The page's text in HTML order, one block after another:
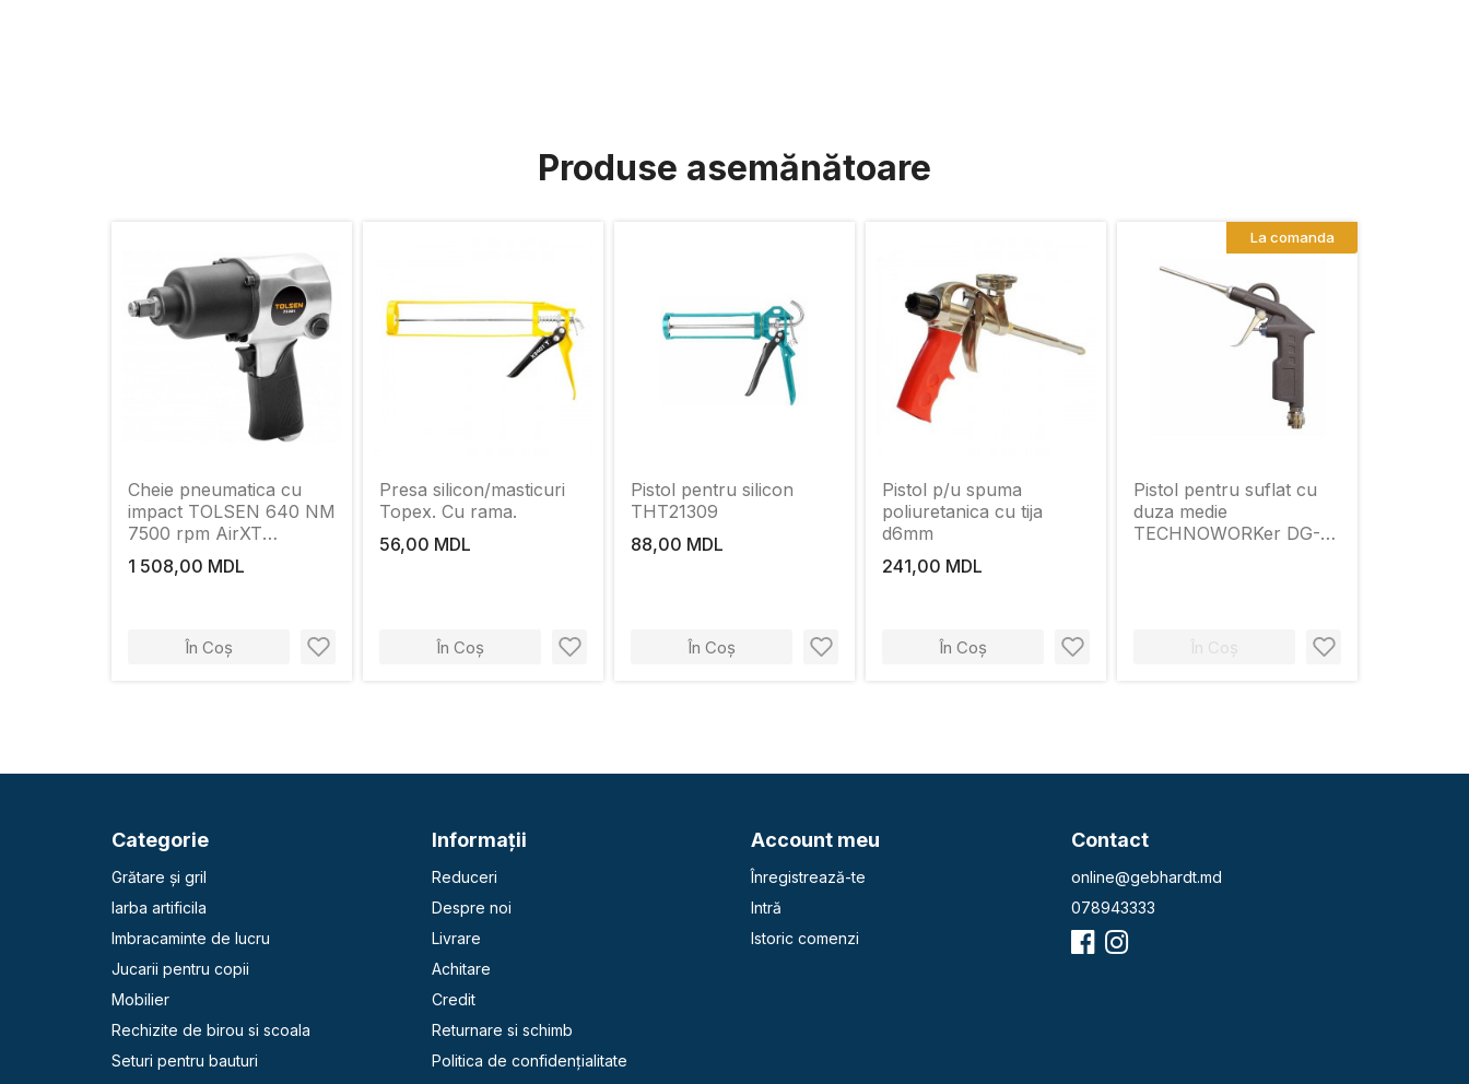
Produse asemănătoare
Cheie pneumatica cu
impact TOLSEN 640 NM
7500 rpm AirXT
(Industrial)
1 508,00 MDL
În Coș
Presa silicon/masticuri
Topex. Cu rama.
56,00 MDL
În Coș
Pistol pentru silicon
THT21309
88,00 MDL
În Coș
Pistol p/u spuma
poliuretanica cu tija
d6mm
241,00 MDL
În Coș
Pistol pentru suflat cu
duza medie
TECHNOWORKer DG-
În Coș
La comanda
Categorie
Grătare și gril
Iarba artificila
Imbracaminte de lucru
Jucarii pentru copii
Mobilier
Rechizite de birou si scoala
Seturi pentru bauturi
Informaţii
Reduceri
Despre noi
Livrare
Achitare
Credit
Returnare si schimb
Politica de confidențialitate
Account meu
Înregistrează-te
Intră
Istoric comenzi
Contact
online@gebhardt.md
078943333